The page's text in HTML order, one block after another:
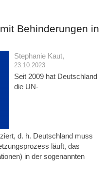
Behinderungen in
Stephanie Kaut,
23.10.2023
Seit 2009 hat Deutschland
die UN-
d. h. Deutschland muss
läuft, das
in der sogenannten